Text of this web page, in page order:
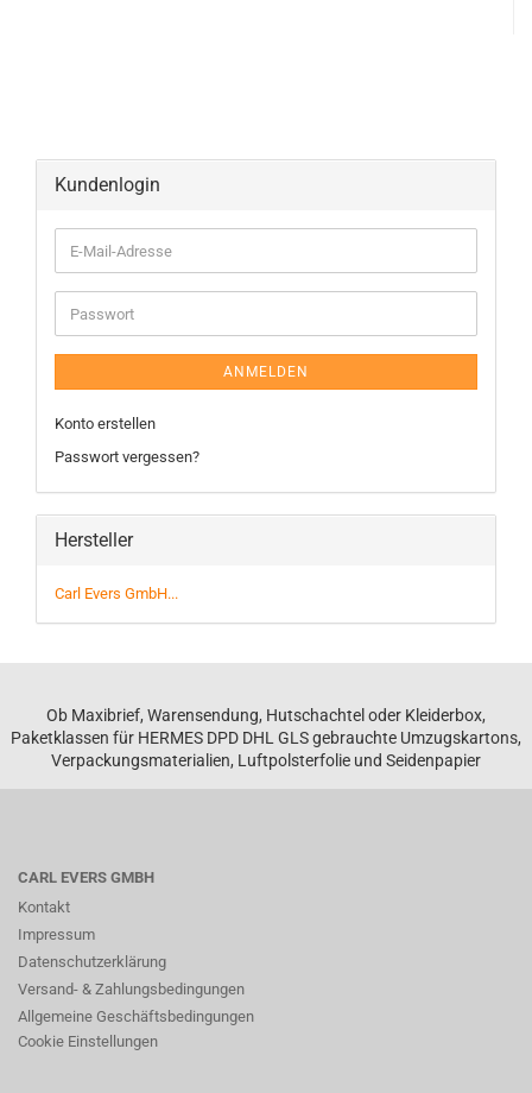
Kundenlogin
ANMELDEN
Konto erstellen
Passwort vergessen?
Hersteller
Carl Evers GmbH...
Ob Maxibrief, Warensendung, Hutschachtel oder Kleiderbox,
Paketklassen für HERMES DPD DHL GLS gebrauchte Umzugskartons,
Verpackungsmaterialien, Luftpolsterfolie und Seidenpapier
CARL EVERS GMBH
Kontakt
Impressum
Datenschutzerklärung
Versand- & Zahlungsbedingungen
Allgemeine Geschäftsbedingungen
Cookie Einstellungen